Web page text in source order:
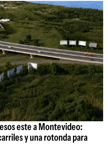
este a Montevideo:
y una rotonda para